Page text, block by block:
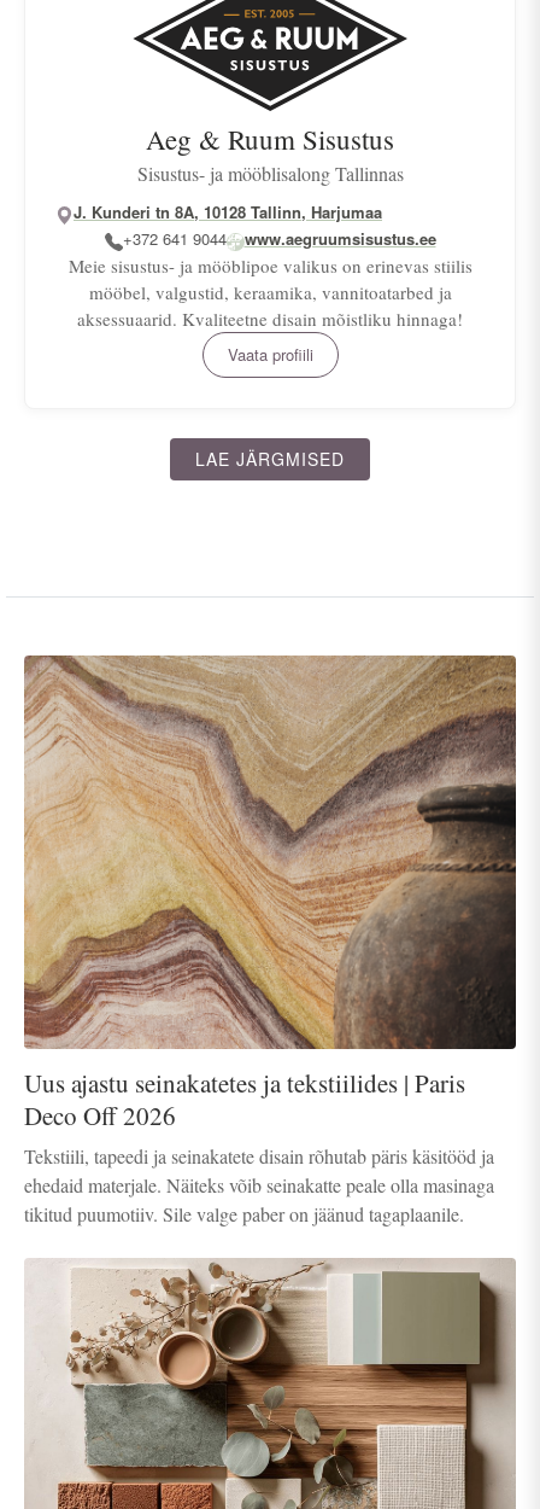
Aeg & Ruum Sisustus
Sisustus- ja mööblisalong Tallinnas
J. Kunderi tn 8A, 10128 Tallinn, Harjumaa
+372 641 9044
www.aegruumsisustus.ee
Vaata profiili
Meie sisustus- ja mööblipoe valikus on erinevas stiilis
mööbel, valgustid, keraamika, vannitoatarbed ja
aksessuaarid. Kvaliteetne disain mõistliku hinnaga!
LAE JÄRGMISED
Uus ajastu seinakatetes ja tekstiilides | Paris
Deco Off 2026
Tekstiili, tapeedi ja seinakatete disain rõhutab päris käsitööd ja
ehedaid materjale. Näiteks võib seinakatte peale olla masinaga
tikitud puumotiiv. Sile valge paber on jäänud tagaplaanile.